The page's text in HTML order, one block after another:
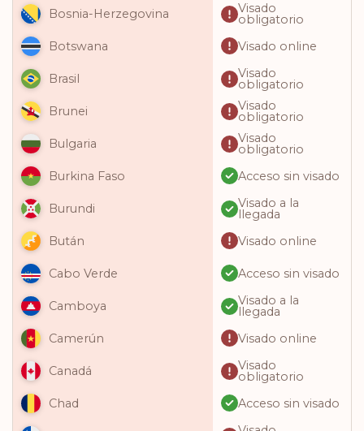
Bosnia-Herzegovina Visado
obligatorio
Botswana
Visado online
Brasil Visado
obligatorio
Brunei
Visado
obligatorio
Bulgaria
Visado
obligatorio
Burkina Faso
Acceso sin visado
Burundi Visado a la
llegada
Bután
Visado online
Cabo Verde Acceso sin visado
Camboya Visado a la
llegada
Camerún
Visado online
Canadá Visado
obligatorio
Chad
Acceso sin visado